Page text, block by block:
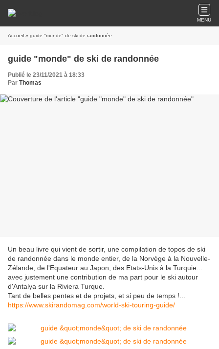
MENU
Accueil » guide "monde" de ski de randonnée
guide "monde" de ski de randonnée
Publié le 23/11/2021 à 18:33
Par Thomas
Un beau livre qui vient de sortir, une compilation de topos de ski
de randonnée dans le monde entier, de la Norvège à la Nouvelle-
Zélande, de l'Equateur au Japon, des Etats-Unis à la Turquie...
avec justement une contribution de ma part pour le ski autour
d'Antalya sur la Riviera Turque.
Tant de belles pentes et de projets, et si peu de temps !...
https://www.skirandomag.com/world-ski-touring-guide/